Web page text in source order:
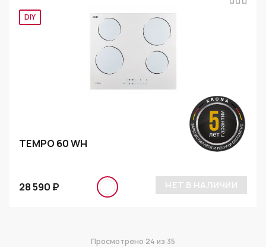
Эксклюзив
TEMPO 60 WH
28 590 ₽ НЕТ В НАЛИЧИИ
Просмотрено 24 из 35